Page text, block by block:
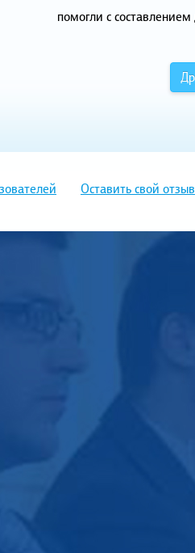
помогли с составлением
Оставить свой отзыв